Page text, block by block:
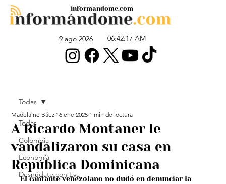
9 ago 2026 06:42:17 AM
informandome.com
Todas
Colombia
Economía
Desnúdate con Eva
Todas
A Ricardo Montaner le
vandalizaron su casa en
República Dominicana
Madelaine Báez 16 ene 2025 1 min de lectura
El cantante venezolano no dudó en denunciar la